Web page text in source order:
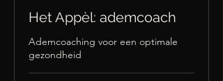
Het Appèl: ademcoach
Ademcoaching voor een optimale
gezondheid